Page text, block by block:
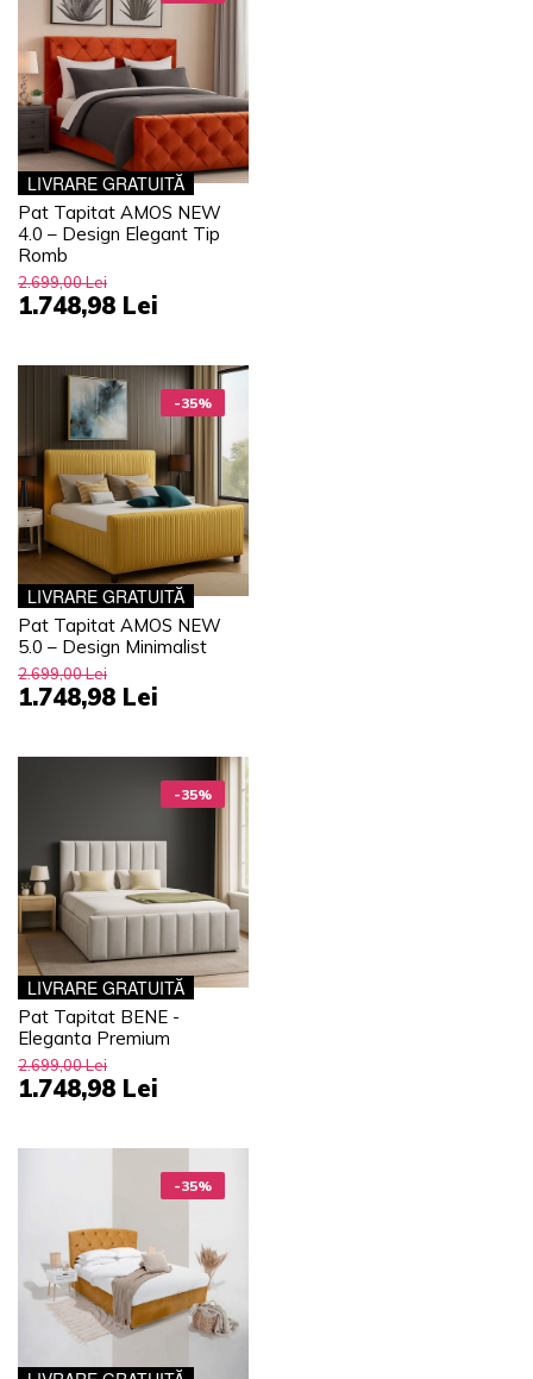
Pat Tapitat AMOS NEW
4.0 – Design Elegant Tip
Romb
1.748,98 Lei
2.699,00 Lei
LIVRARE GRATUITĂ
-35%
Pat Tapitat AMOS NEW
5.0 – Design Minimalist
1.748,98 Lei
2.699,00 Lei
LIVRARE GRATUITĂ
-35%
Pat Tapitat BENE -
Eleganta Premium
1.748,98 Lei
2.699,00 Lei
LIVRARE GRATUITĂ
-35%